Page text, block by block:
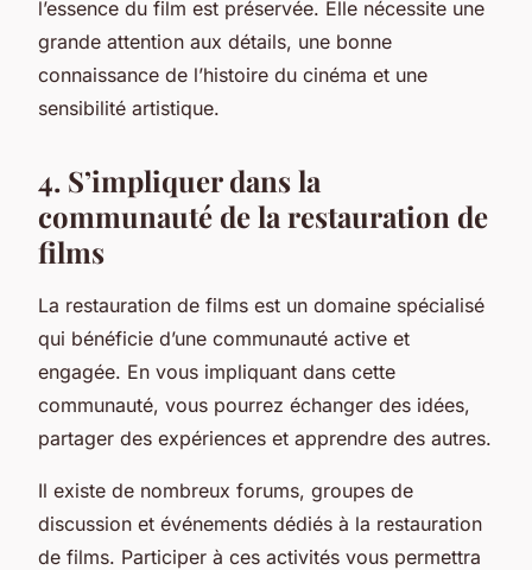
l’essence du film est préservée. Elle nécessite une
grande attention aux détails, une bonne
connaissance de l’histoire du cinéma et une
sensibilité artistique.
4. S’impliquer dans la
communauté de la restauration de
films
La restauration de films est un domaine spécialisé
qui bénéficie d’une communauté active et
engagée. En vous impliquant dans cette
communauté, vous pourrez échanger des idées,
partager des expériences et apprendre des autres.
Il existe de nombreux forums, groupes de
discussion et événements dédiés à la restauration
de films. Participer à ces activités vous permettra